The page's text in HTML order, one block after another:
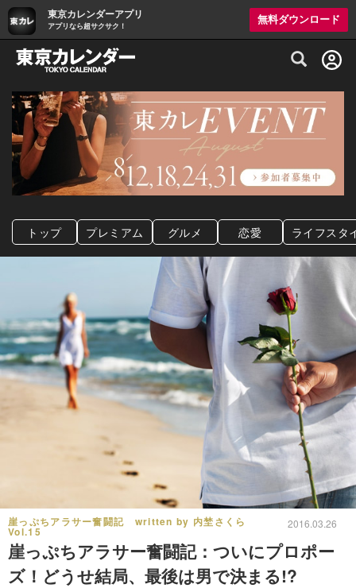
東京カレンダーアプリ
アプリなら超サクサク！
無料ダウンロード
グルメ情報・プレミアムレストラン予約
トップ プレミアム グルメ 恋愛 ライフスタ
崖っぷちアラサー奮闘記 written by 内埜さくら
Vol.15
2016.03.26
崖っぷちアラサー奮闘記：ついにプロポー
ズ！どうせ結局、最後は男で決まる!?